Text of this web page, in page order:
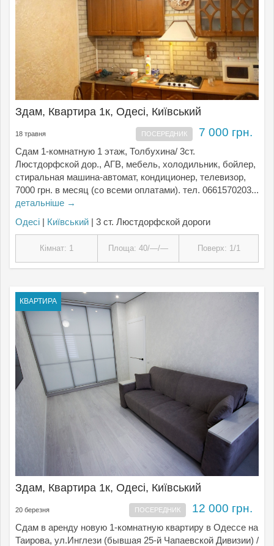
Здам, Квартира 1к, Одесі, Київський
18 травня ПОСЕРЕДНИК 7 000 грн.
Сдам 1-комнатную 1 этаж, Толбухина/ 3ст.
Люстдорфской дор., АГВ, мебель, холодильник, бойлер,
стиральная машина-автомат, кондиционер, телевизор,
7000 грн. в месяц (со всеми оплатами). тел. 0661570203...
детальніше →
Одесі | Київський | 3 ст. Люстдорфской дороги
Кімнат: 1 Площа: 40/—/— Поверх: 1/1
КВАРТИРА
Здам, Квартира 1к, Одесі, Київський
20 березня ПОСЕРЕДНИК 12 000 грн.
Сдам в аренду новую 1-комнатную квартиру в Одессе на
Таирова, ул.Инглези (бывшая 25-й Чапаевской Дивизии) /